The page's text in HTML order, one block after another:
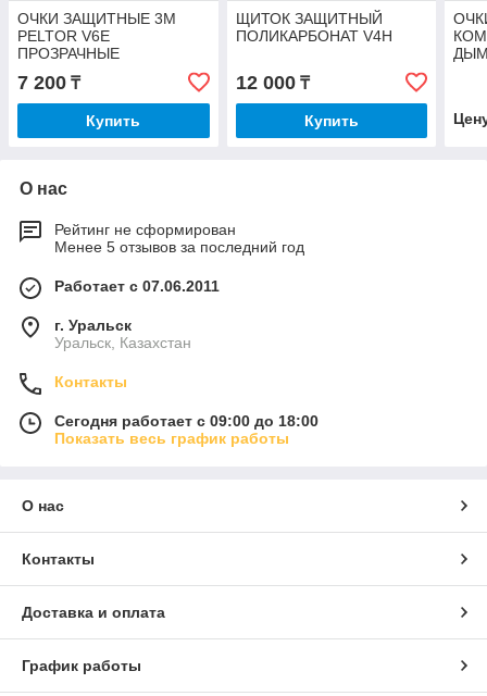
ОЧКИ ЗАЩИТНЫЕ 3М
PELTOR V6E
ПРОЗРАЧНЫЕ
7 200 ₸
Купить
ЩИТОК ЗАЩИТНЫЙ
ПОЛИКАРБОНАТ V4H
12 000₸
Купить
О нас
Рейтинг не сформирован
Менее 5 отзывов за последний год
Работает с 07.06.2011
г. Уральск
Уральск, Казахстан
Контакты
Сегодня работает с 09:00 до 18:00
Показать весь график работы
О нас
Контакты
Доставка и оплата
График работы